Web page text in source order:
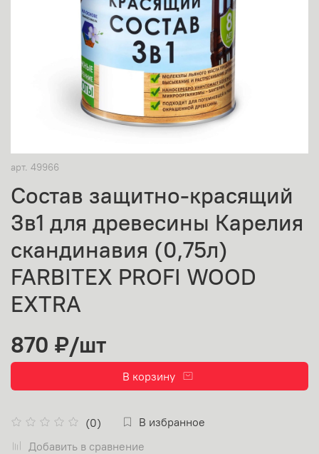
арт. 49966
Состав защитно-красящий
3в1 для древесины Карелия
скандинавия (0,75л)
FARBITEX PROFI WOOD
EXTRA
(0)
В избранное
Добавить в сравнение
870 ₽/шт
В корзину